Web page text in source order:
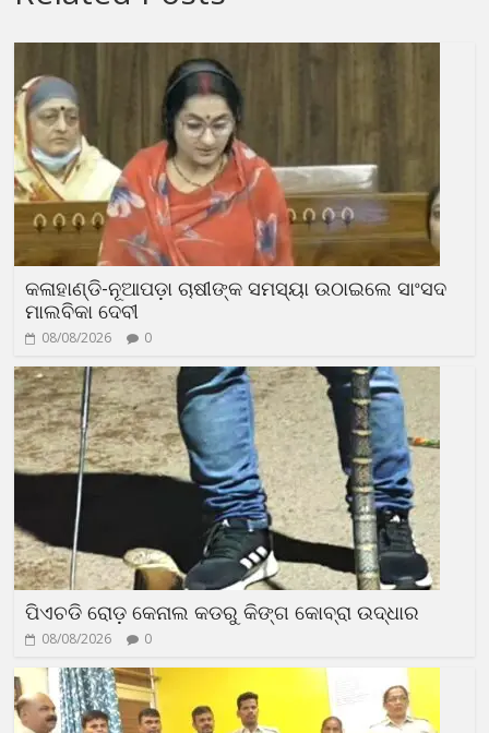
କଳାହାଣ୍ଡି-ନୂଆପଡ଼ା ଚାଷୀଙ୍କ ସମସ୍ୟା ଉଠାଇଲେ ସାଂସଦ
ମାଲବିକା ଦେବୀ
08/08/2026 0
ପିଏଚଡି ରୋଡ଼ କେନାଲ କଡରୁ କିଙ୍ଗ କୋବ୍ରା ଉଦ୍ଧାର
08/08/2026 0